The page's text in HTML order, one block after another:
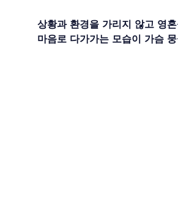
상황과 환경을 가리지 않고 영
마음로 다가가는 모습이 가슴